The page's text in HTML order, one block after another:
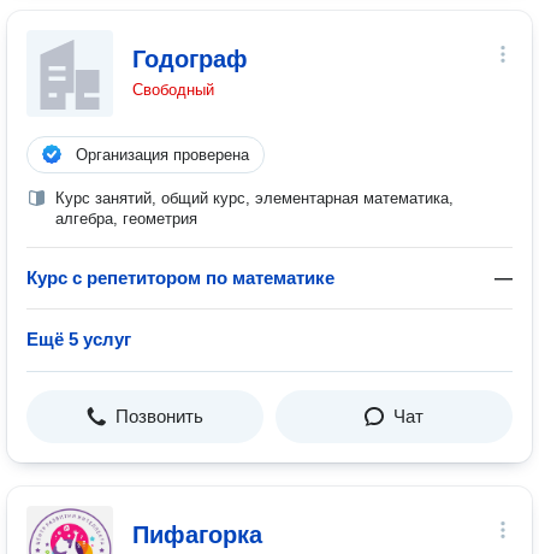
Годограф
Свободный
Организация проверена
Курс занятий, общий курс, элементарная математика,
алгебра, геометрия
Курс с репетитором по математике —
Ещё 5 услуг
Позвонить Чат
Пифагорка